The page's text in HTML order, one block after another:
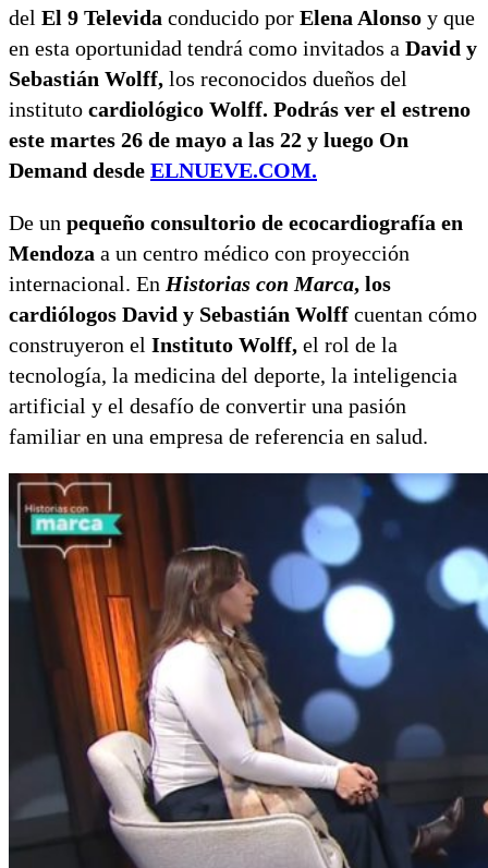
del El 9 Televida conducido por Elena Alonso y que
en esta oportunidad tendrá como invitados a David y
Sebastián Wolff, los reconocidos dueños del
instituto cardiológico Wolff. Podrás ver el estreno
este martes 26 de mayo a las 22 y luego On
Demand desde ELNUEVE.COM.
De un pequeño consultorio de ecocardiografía en
Mendoza a un centro médico con proyección
internacional. En Historias con Marca, los
cardiólogos David y Sebastián Wolff cuentan cómo
construyeron el Instituto Wolff, el rol de la
tecnología, la medicina del deporte, la inteligencia
artificial y el desafío de convertir una pasión
familiar en una empresa de referencia en salud.